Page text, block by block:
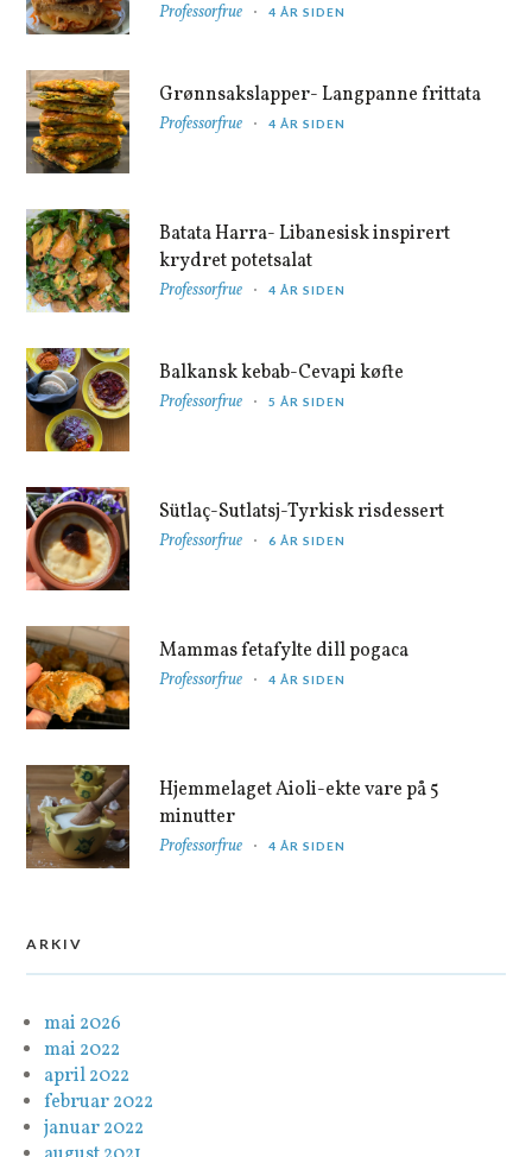
Professorfrue 4 ÅR SIDEN
Grønnsakslapper- Langpanne frittata
Professorfrue 4 ÅR SIDEN
Batata Harra- Libanesisk inspirert
krydret potetsalat
Professorfrue 4 ÅR SIDEN
Balkansk kebab-Cevapi køfte
Professorfrue 5 ÅR SIDEN
Sütlaç-Sutlatsj-Tyrkisk risdessert
Professorfrue 6 ÅR SIDEN
Mammas fetafylte dill pogaca
Professorfrue 4 ÅR SIDEN
Hjemmelaget Aioli-ekte vare på 5
minutter
Professorfrue 4 ÅR SIDEN
ARKIV
mai 2026
mai 2022
april 2022
februar 2022
januar 2022